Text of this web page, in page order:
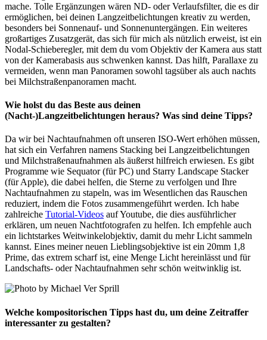
mache. Tolle Ergänzungen wären ND- oder Verlaufsfilter, die es dir
ermöglichen, bei deinen Langzeitbelichtungen kreativ zu werden,
besonders bei Sonnenauf- und Sonnenuntergängen. Ein weiteres
großartiges Zusatzgerät, das sich für mich als nützlich erweist, ist ein
Nodal-Schieberegler, mit dem du vom Objektiv der Kamera aus statt
von der Kamerabasis aus schwenken kannst. Das hilft, Parallaxe zu
vermeiden, wenn man Panoramen sowohl tagsüber als auch nachts
bei Milchstraßenpanoramen macht.
Wie holst du das Beste aus deinen
(Nacht-)Langzeitbelichtungen heraus? Was sind deine Tipps?
Da wir bei Nachtaufnahmen oft unseren ISO-Wert erhöhen müssen,
hat sich ein Verfahren namens Stacking bei Langzeitbelichtungen
und Milchstraßenaufnahmen als äußerst hilfreich erwiesen. Es gibt
Programme wie Sequator (für PC) und Starry Landscape Stacker
(für Apple), die dabei helfen, die Sterne zu verfolgen und Ihre
Nachtaufnahmen zu stapeln, was im Wesentlichen das Rauschen
reduziert, indem die Fotos zusammengeführt werden. Ich habe
zahlreiche Tutorial-Videos auf Youtube, die dies ausführlicher
erklären, um neuen Nachtfotografen zu helfen. Ich empfehle auch
ein lichtstarkes Weitwinkelobjektiv, damit du mehr Licht sammeln
kannst. Eines meiner neuen Lieblingsobjektive ist ein 20mm 1,8
Prime, das extrem scharf ist, eine Menge Licht hereinlässt und für
Landschafts- oder Nachtaufnahmen sehr schön weitwinklig ist.
Welche kompositorischen Tipps hast du, um deine Zeitraffer
interessanter zu gestalten?